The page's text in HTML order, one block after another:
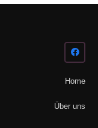
Home
Über uns